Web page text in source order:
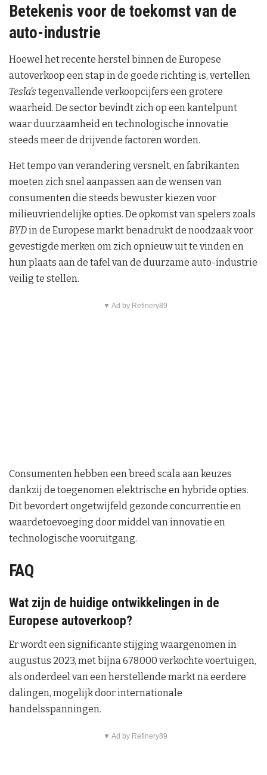
Betekenis voor de toekomst van de
auto-industrie
Hoewel het recente herstel binnen de Europese
autoverkoop een stap in de goede richting is, vertellen
Tesla’s tegenvallende verkoopcijfers een grotere
waarheid. De sector bevindt zich op een kantelpunt
waar duurzaamheid en technologische innovatie
steeds meer de drijvende factoren worden.
Het tempo van verandering versnelt, en fabrikanten
moeten zich snel aanpassen aan de wensen van
consumenten die steeds bewuster kiezen voor
milieuvriendelijke opties. De opkomst van spelers zoals
BYDin de Europese markt benadrukt de noodzaak voor
gevestigde merken om zich opnieuw uit te vinden en
hun plaats aan de tafel van de duurzame auto-industrie
veilig te stellen.
▼ Ad by Refinery89
Consumenten hebben een breed scala aan keuzes
dankzij de toegenomen elektrische en hybride opties.
Dit bevordert ongetwijfeld gezonde concurrentie en
waardetoevoeging door middel van innovatie en
technologische vooruitgang.
FAQ
Wat zijn de huidige ontwikkelingen in de
Europese autoverkoop?
Er wordt een significante stijging waargenomen in
augustus 2023, met bijna 678.000 verkochte voertuigen,
als onderdeel van een herstellende markt na eerdere
dalingen, mogelijk door internationale
handelsspanningen.
▼ Ad by Refinery89